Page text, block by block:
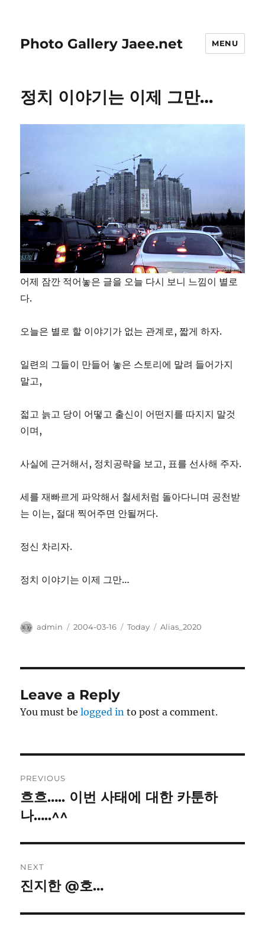
Photo Gallery Jaee.net MENU
정치 이야기는 이제 그만…
어제 잠깐 적어놓은 글을 오늘 다시 보니 느낌이 별로
다.
오늘은 별로 할 이야기가 없는 관계로, 짧게 하자.
일련의 그들이 만들어 놓은 스토리에 말려 들어가지
말고,
젋고 늙고 당이 어떻고 출신이 어떤지를 따지지 말것
이며,
사실에 근거해서, 정치공략을 보고, 표를 선사해 주자.
세를 재빠르게 파악해서 철세처럼 돌아다니며 공천받
는 이는, 절대 찍어주면 안될꺼다.
정신 차리자.
정치 이야기는 이제 그만…
Author
admin
Posted
2004-03-16 Categories
Today Tags
Alias_2020
Leave a Reply
You must belogged in to post a comment.
navigation
PREVIOUS
Previous
post:
흐흐….. 이번 사태에 대한 카툰하
나…..^^
NEXT
Next
진지한 @호…